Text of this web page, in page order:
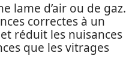
lame d’air ou de gaz.
correctes à un
réduit les nuisances
que les vitrages